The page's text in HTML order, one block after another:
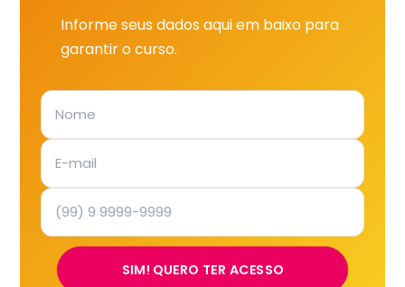
Informe seus dados aqui em baixo para
garantir o curso.
SIM! QUERO TER ACESSO